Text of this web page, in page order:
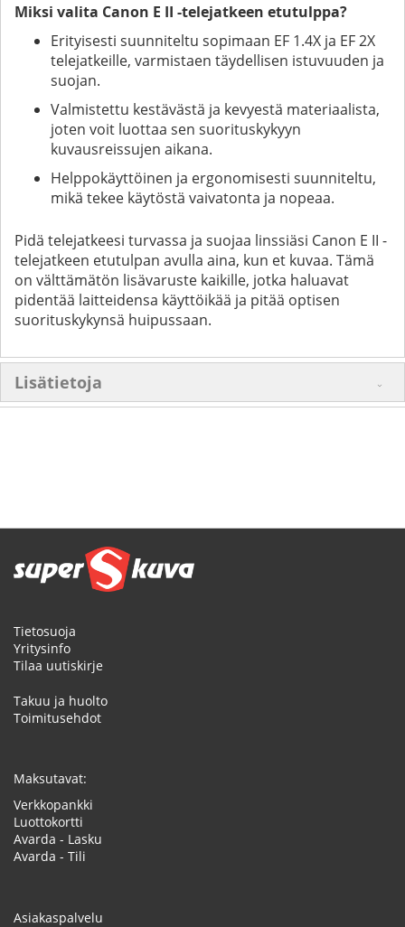
Miksi valita Canon E II -telejatkeen etutulppa?
Erityisesti suunniteltu sopimaan EF 1.4X ja EF 2X
telejatkeille, varmistaen täydellisen istuvuuden ja
suojan.
Valmistettu kestävästä ja kevyestä materiaalista,
joten voit luottaa sen suorituskykyyn
kuvausreissujen aikana.
Helppokäyttöinen ja ergonomisesti suunniteltu,
mikä tekee käytöstä vaivatonta ja nopeaa.
Pidä telejatkeesi turvassa ja suojaa linssiäsi Canon E II -
telejatkeen etutulpan avulla aina, kun et kuvaa. Tämä
on välttämätön lisävaruste kaikille, jotka haluavat
pidentää laitteidensa käyttöikää ja pitää optisen
suorituskykynsä huipussaan.
Lisätietoja
Tietosuoja
Yritysinfo
Tilaa uutiskirje
Takuu ja huolto
Toimitusehdot
Maksutavat:
Verkkopankki
Luottokortti
Avarda - Lasku
Avarda - Tili
Asiakaspalvelu